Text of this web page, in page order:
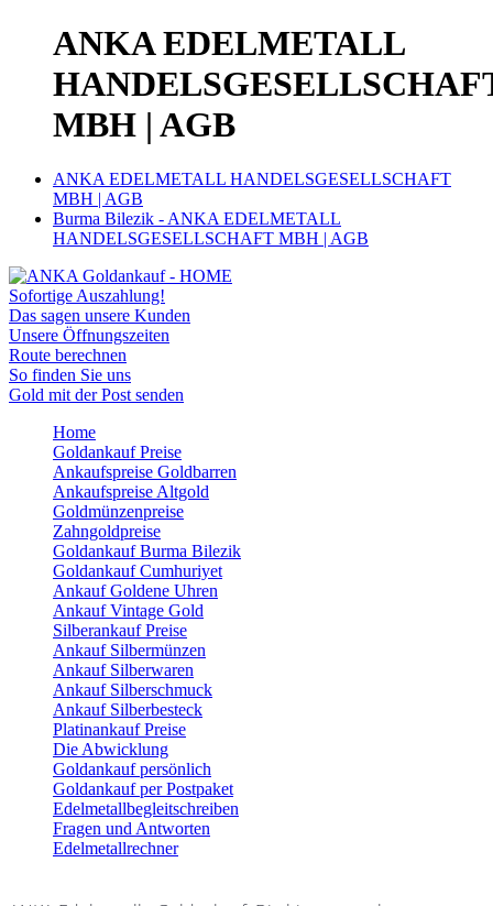
ANKA EDELMETALL
MBH | AGB
ANKA EDELMETALL HANDELSGESELLSCHAFT
MBH | AGB
Burma Bilezik - ANKA EDELMETALL
HANDELSGESELLSCHAFT MBH | AGB
Sofortige Auszahlung!
Das sagen unsere Kunden
Unsere Öffnungszeiten
Route berechnen
So finden Sie uns
Gold mit der Post senden
Home
Goldankauf Preise
Ankaufspreise Goldbarren
Ankaufspreise Altgold
Goldmünzenpreise
Zahngoldpreise
Goldankauf Burma Bilezik
Goldankauf Cumhuriyet
Ankauf Goldene Uhren
Ankauf Vintage Gold
Silberankauf Preise
Ankauf Silbermünzen
Ankauf Silberwaren
Ankauf Silberschmuck
Ankauf Silberbesteck
Platinankauf Preise
Die Abwicklung
Goldankauf persönlich
Goldankauf per Postpaket
Edelmetallbegleitschreiben
Fragen und Antworten
Edelmetallrechner